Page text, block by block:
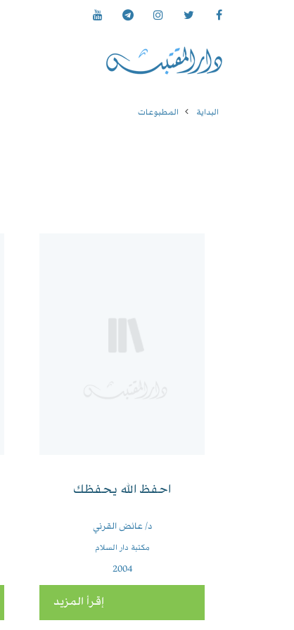
البداية المطبوعات
احفظ الله يحفظك
د/ عائض القرني
مكتبة دار السلام
2004
إقرأ المزيد